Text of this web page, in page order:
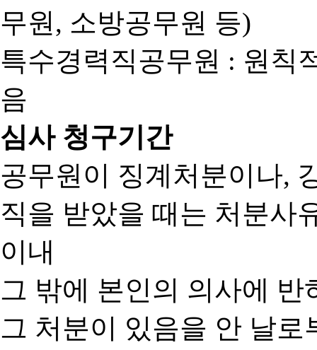
무원, 소방공무원 등)
특수경력직공무원 : 원칙
음
심사 청구기간
공무원이 징계처분이나,
직을 받았을 때는 처분사
이내
그 밖에 본인의 의사에
그 처분이 있음을 안 날로